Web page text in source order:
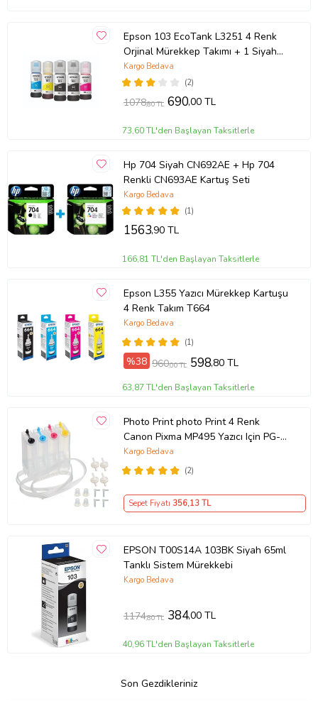
Epson 103 EcoTank L3251 4 Renk
Orjinal Mürekkep Takımı + 1 Siyah
Hediye
(2)
Kargo Bedava
1078,80 TL 690,00 TL
73,60 TL'den Başlayan Taksitlerle
Hp 704 Siyah CN692AE + Hp 704
Renkli CN693AE Kartuş Seti
(1)
Kargo Bedava
1563,90 TL
166,81 TL'den Başlayan Taksitlerle
Epson L355 Yazıcı Mürekkep Kartuşu
4 Renk Takım T664
(1)
Kargo Bedava
%38 960,00 TL 598,80 TL
63,87 TL'den Başlayan Taksitlerle
Photo Print photo Print 4 Renk
Canon Pixma MP495 Yazıcı Için PG-
510 / CL-511 Uyumlu Şeffaf
Bitmeyen Kartuş Tankı (Boş)
(2)
Kargo Bedava
Sepet Fiyatı 356,13 TL
EPSON T00S14A 103BK Siyah 65ml
Tanklı Sistem Mürekkebi
Kargo Bedava
1174,80 TL 384,00 TL
40,96 TL'den Başlayan Taksitlerle
Son Gezdikleriniz